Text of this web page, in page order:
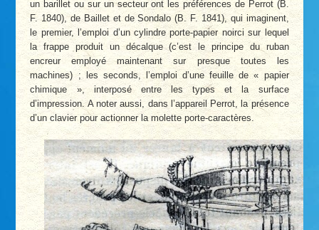
un barillet ou sur un secteur ont les préférences de Perrot (B.
F. 1840), de Baillet et de Sondalo (B. F. 1841), qui imaginent,
le premier, l’emploi d’un cylindre porte-papier noirci sur lequel
la frappe produit un décalque (c’est le principe du ruban
encreur employé maintenant sur presque toutes les
machines) ; les seconds, l’emploi d’une feuille de « papier
chimique », interposé entre les types et la surface
d’impression. A noter aussi, dans l’appareil Perrot, la présence
d’un clavier pour actionner la molette porte-caractères.